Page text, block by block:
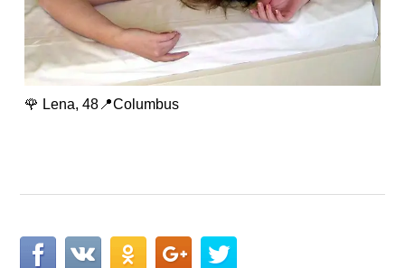
🌹 Lena, 48📍Columbus